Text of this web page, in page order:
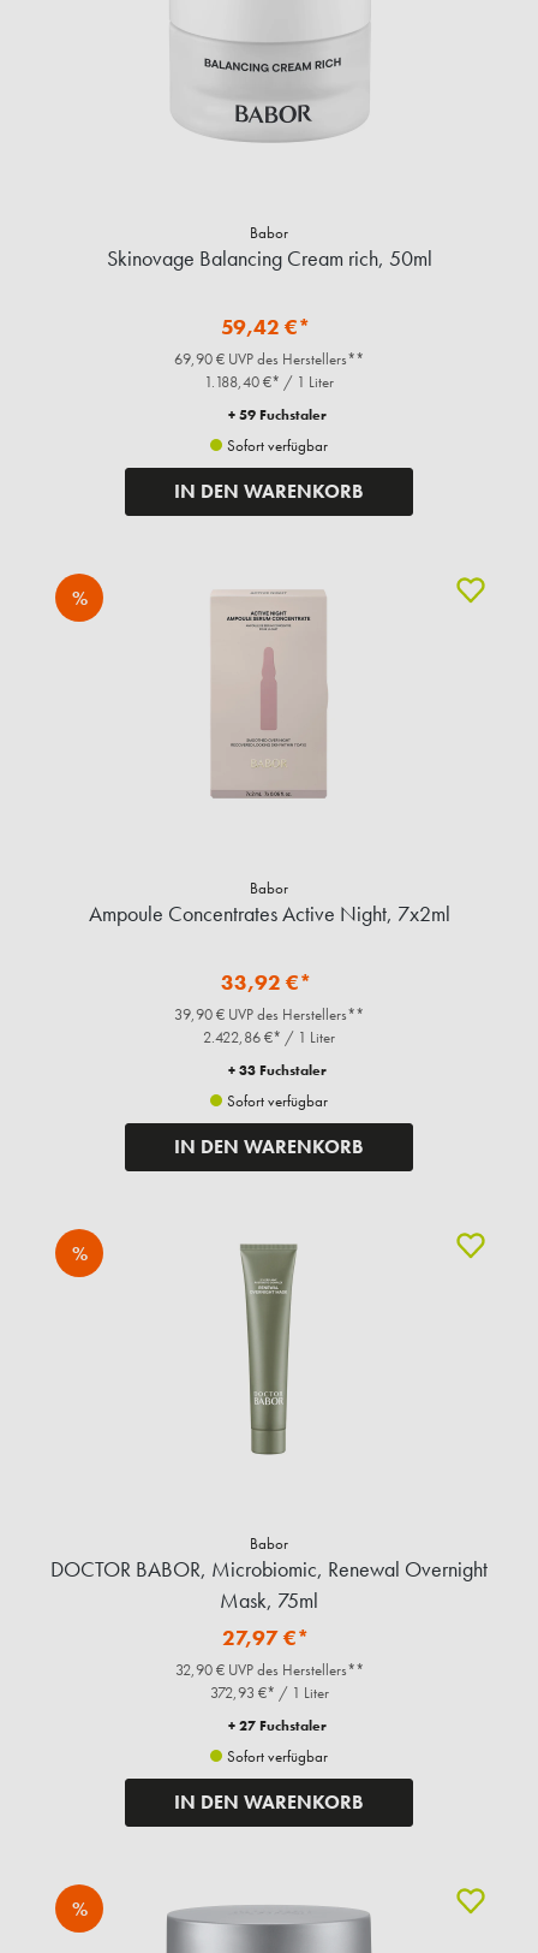
Babor
Skinovage Balancing Cream rich, 50ml
59,42 €*
69,90 € UVP des Herstellers**
1.188,40 €* / 1 Liter
+ 59 Fuchstaler
Sofort verfügbar
IN DEN WARENKORB
%
Babor
Ampoule Concentrates Active Night, 7x2ml
33,92 €*
39,90 € UVP des Herstellers**
2.422,86 €* / 1 Liter
+ 33 Fuchstaler
Sofort verfügbar
IN DEN WARENKORB
%
Babor
DOCTOR BABOR, Microbiomic, Renewal Overnight
Mask, 75ml
27,97 €*
32,90 € UVP des Herstellers**
372,93 €* / 1 Liter
+ 27 Fuchstaler
Sofort verfügbar
IN DEN WARENKORB
%